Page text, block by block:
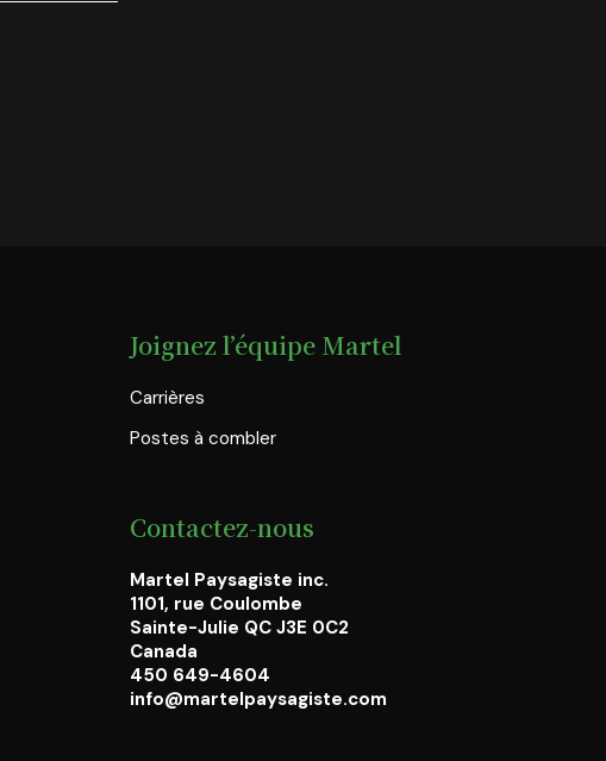
Joignez l’équipe Martel
Carrières
Postes à combler
Contactez-nous
Martel Paysagiste inc.
1101, rue Coulombe
Sainte-Julie QC J3E 0C2
Canada
450 649-4604
info@martelpaysagiste.com